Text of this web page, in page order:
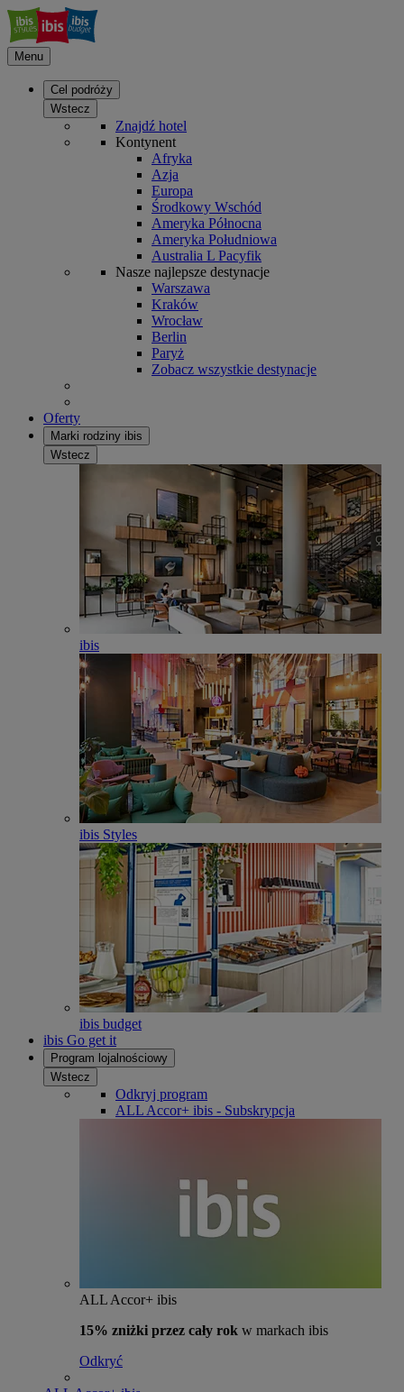
Menu
Cel podróży
Wstecz
Znajdź hotel
Kontynent
Afryka
Azja
Europa
Środkowy Wschód
Ameryka Północna
Ameryka Południowa
Australia L Pacyfik
Nasze najlepsze destynacje
Warszawa
Kraków
Wrocław
Berlin
Paryż
Zobacz wszystkie destynacje
Oferty
Marki rodziny ibis
Wstecz
ibis
ibis Styles
ibis budget
ibis Go get it
Program lojalnościowy
Wstecz
Odkryj program
ALL Accor+ ibis - Subskrypcja
ALL Accor+ ibis
15% zniżki przez cały rok w markach ibis
Odkryć